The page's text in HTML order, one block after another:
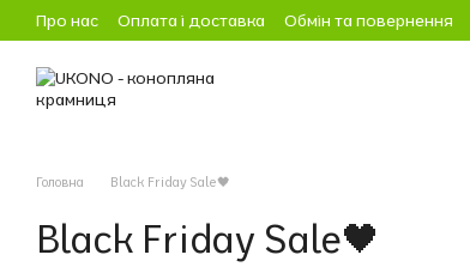
Перейти до основного контенту
Про нас Оплата і доставка Обмін та повернення
Головна Black Friday Sale🖤
Black Friday Sale🖤